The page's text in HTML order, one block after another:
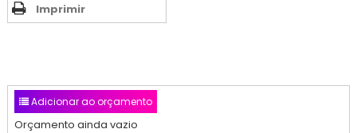
Imprimir
Adicionar ao orçamento
Orçamento ainda vazio